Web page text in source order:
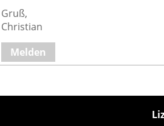
Gruß,
Christian
Melden